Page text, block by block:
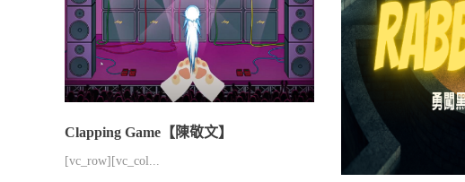
Clapping Game【陳敬文】
[vc_row][vc_col...